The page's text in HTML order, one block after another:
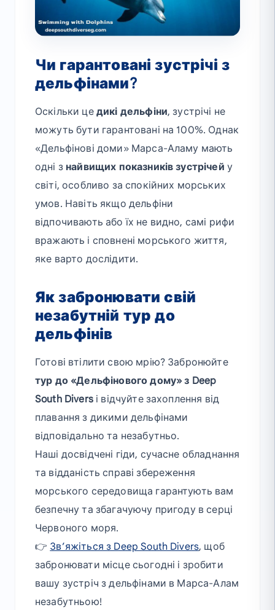
Чи гарантовані зустрічі з
дельфінами?
Оскільки це дикі дельфіни, зустрічі не
можуть бути гарантовані на 100%. Однак
«Дельфінові доми» Марса-Аламу мають
одні з найвищих показників зустрічей у
світі, особливо за спокійних морських
умов. Навіть якщо дельфіни
відпочивають або їх не видно, самі рифи
вражають і сповнені морського життя,
яке варто дослідити.
Як забронювати свій
незабутній тур до
дельфінів
Готові втілити свою мрію? Забронюйте
тур до «Дельфінового дому» з Deep
South Diversі відчуйте захоплення від
плавання з дикими дельфінами
відповідально та незабутньо.
Наші досвідчені гіди, сучасне обладнання
та відданість справі збереження
морського середовища гарантують вам
безпечну та збагачуючу пригоду в серці
Червоного моря.
👉 Зв’яжіться з Deep South Divers, щоб
забронювати місце сьогодні і зробити
вашу зустріч з дельфінами в Марса-Алам
незабутньою!